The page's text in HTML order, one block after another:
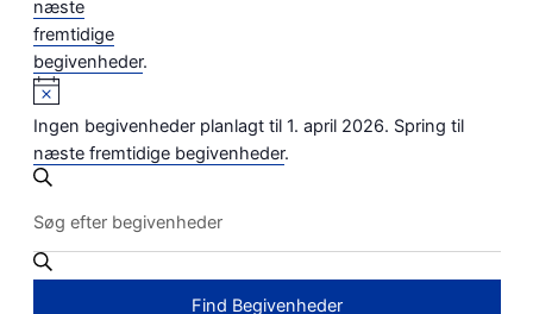
næste
fremtidige
begivenheder.
Ingen begivenheder planlagt til 1. april 2026. Spring til
næste fremtidige begivenheder.
BEGIVENHEDER
SEARCH
AND
efter
nøgleord.
Søg
Find Begivenheder